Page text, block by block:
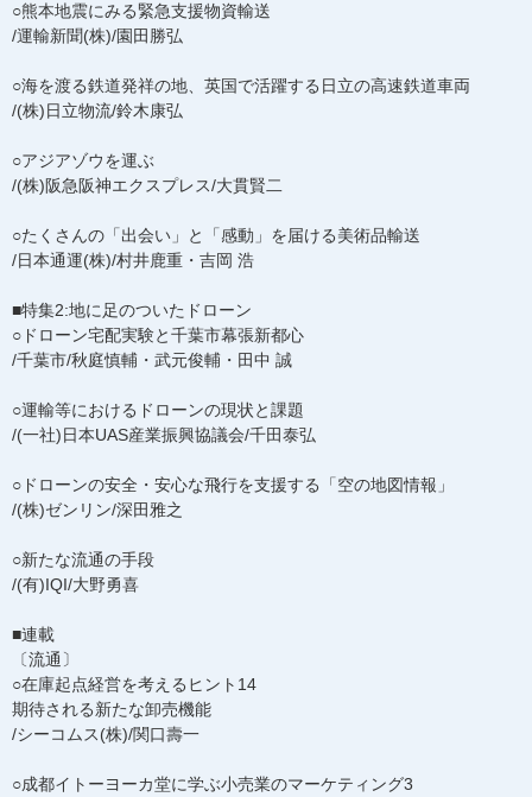
○熊本地震にみる緊急支援物資輸送
/運輸新聞(株)/園田勝弘
○海を渡る鉄道発祥の地、英国で活躍する日立の高速鉄道車両
/(株)日立物流/鈴木康弘
○アジアゾウを運ぶ
/(株)阪急阪神エクスプレス/大貫賢二
○たくさんの「出会い」と「感動」を届ける美術品輸送
/日本通運(株)/村井鹿重・吉岡 浩
■特集2:地に足のついたドローン
○ドローン宅配実験と千葉市幕張新都心
/千葉市/秋庭慎輔・武元俊輔・田中 誠
○運輸等におけるドローンの現状と課題
/(一社)日本UAS産業振興協議会/千田泰弘
○ドローンの安全・安心な飛行を支援する「空の地図情報」
/(株)ゼンリン/深田雅之
○新たな流通の手段
/(有)IQI/大野勇喜
■連載
〔流通〕
○在庫起点経営を考えるヒント14
期待される新たな卸売機能
/シーコムス(株)/関口壽一
○成都イトーヨーカ堂に学ぶ小売業のマーケティング3